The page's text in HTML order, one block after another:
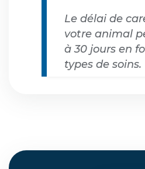
Le délai de
votre animal
à 30 jours en
types de soins.